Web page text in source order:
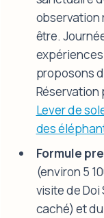
observation
être.
proposons
Réservation
Lever de
des
Formule
(environ 5
visite de Doi
caché) et